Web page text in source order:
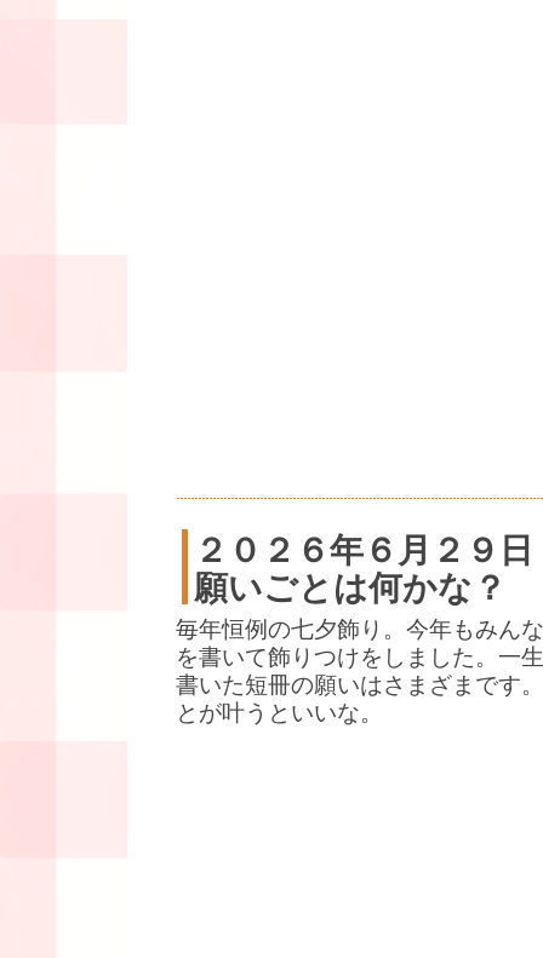
２０２６年６月２９日
願いごとは何かな？
毎年恒例の七夕飾り。今年もみん
を書いて飾りつけをしました。一
書いた短冊の願いはさまざまです
とが叶うといいな。